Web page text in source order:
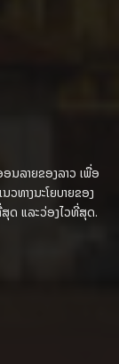
ນລາຍຂອງລາວ ເພື່ອ
ທາງນະໂຍບາຍຂອງ
ດ ແລະວ່ອງໄວທີ່ສຸດ.